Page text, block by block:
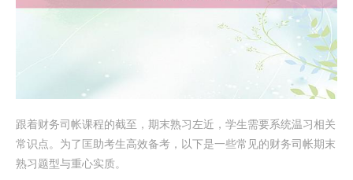
跟着财务司帐课程的截至，期末熟习左近，学生需要系统温习相关
常识点。为了匡助考生高效备考，以下是一些常见的财务司帐期末
熟习题型与重心实质。